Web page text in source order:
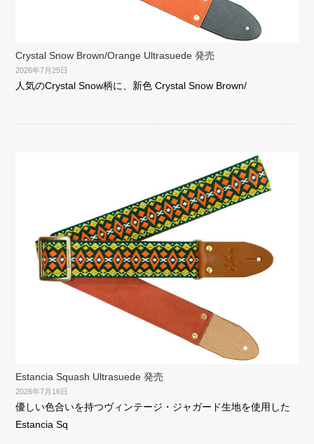
Crystal Snow Brown/Orange Ultrasuede 発売
2026年7月25日
人気のCrystal Snow柄に、新色 Crystal Snow Brown/
Estancia Squash Ultrasuede 発売
2026年7月16日
優しい色合いを持つヴィンテージ・ジャガード生地を使用した
Estancia Sq